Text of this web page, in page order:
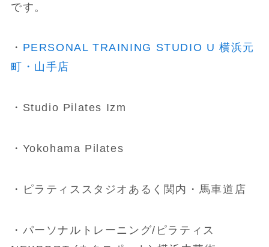
です。
・ PERSONAL TRAINING STUDIO U 横浜元
町・山手店
・Studio Pilates Izm
・Yokohama Pilates
・ピラティススタジオあるく関内・馬車道店
・パーソナルトレーニング/ピラティス